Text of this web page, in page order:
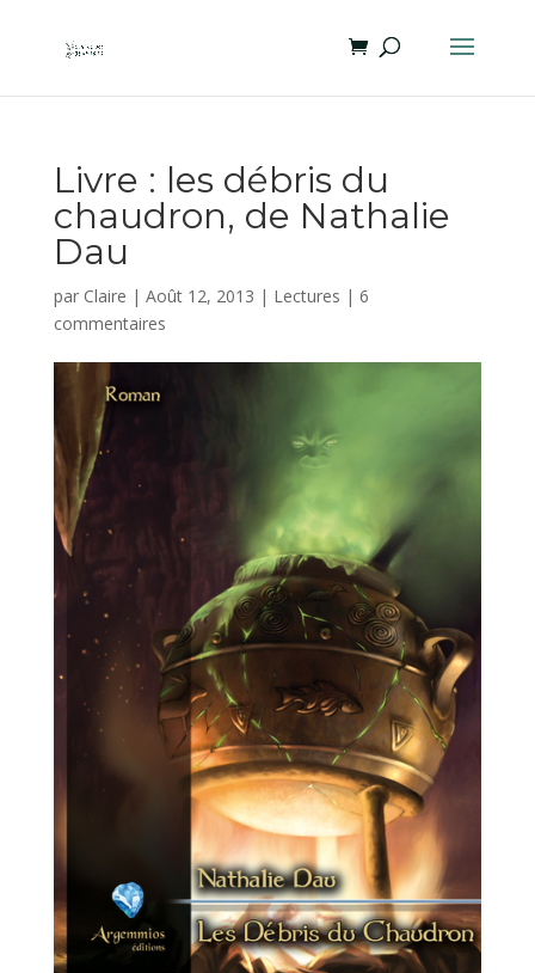
Livre : les débris du
chaudron, de Nathalie
Dau
par Claire | Août 12, 2013 | Lectures | 6
commentaires